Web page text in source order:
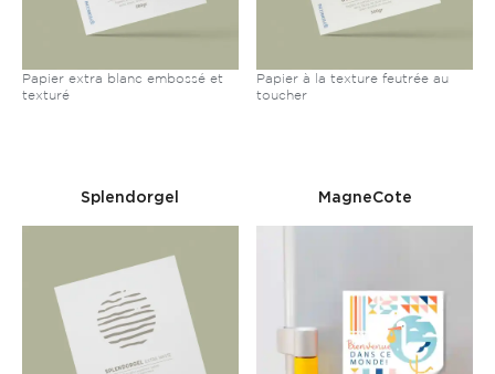
Papier extra blanc embossé et
texturé
Papier à la texture feutrée au
toucher
Splendorgel MagneCote